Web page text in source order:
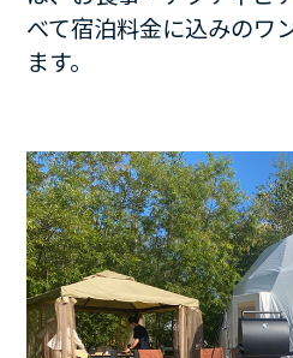
べて宿泊料金に込みのワ
ます。